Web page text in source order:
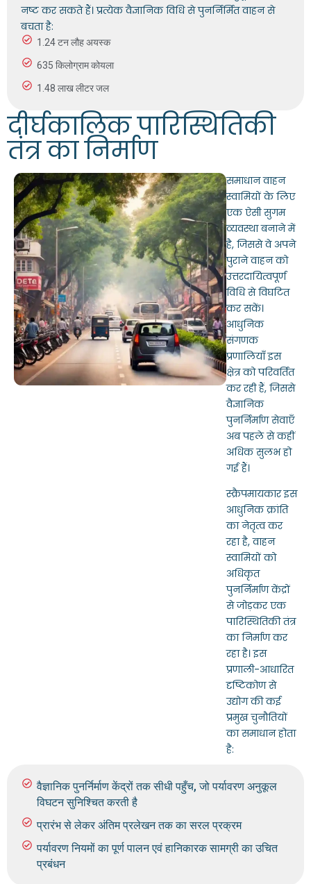
नष्ट कर सकते हैं। प्रत्येक वैज्ञानिक विधि से पुनर्निर्मित वाहन से
बचता है:
1.24 टन लौह अयस्क
635 किलोग्राम कोयला
1.48 लाख लीटर जल
दीर्घकालिक पारिस्थितिकी
तंत्र का निर्माण
समाधान वाहन
स्वामियों के लिए
एक ऐसी सुगम
व्यवस्था बनाने में
है, जिससे वे अपने
पुराने वाहन को
उत्तरदायित्वपूर्ण
विधि से विघटित
कर सकें।
आधुनिक
संगणक
प्रणालियाँ इस
क्षेत्र को परिवर्तित
कर रही हैं, जिससे
वैज्ञानिक
पुनर्निर्माण सेवाएँ
अब पहले से कहीं
अधिक सुलभ हो
गई हैं।
स्क्रैपमायकार इस
आधुनिक क्रांति
का नेतृत्व कर
रहा है, वाहन
स्वामियों को
अधिकृत
पुनर्निर्माण केंद्रों
से जोड़कर एक
पारिस्थितिकी तंत्र
का निर्माण कर
रहा है। इस
प्रणाली-आधारित
दृष्टिकोण से
उद्योग की कई
प्रमुख चुनौतियों
का समाधान होता
है:
वैज्ञानिक पुनर्निर्माण केंद्रों तक सीधी पहुँच, जो पर्यावरण अनुकूल
विघटन सुनिश्चित करती है
प्रारंभ से लेकर अंतिम प्रलेखन तक का सरल प्रक्रम
पर्यावरण नियमों का पूर्ण पालन एवं हानिकारक सामग्री का उचित
प्रबंधन